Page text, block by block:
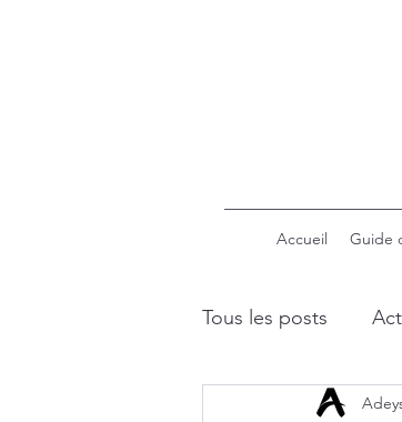
Accueil Guide
Tous les posts